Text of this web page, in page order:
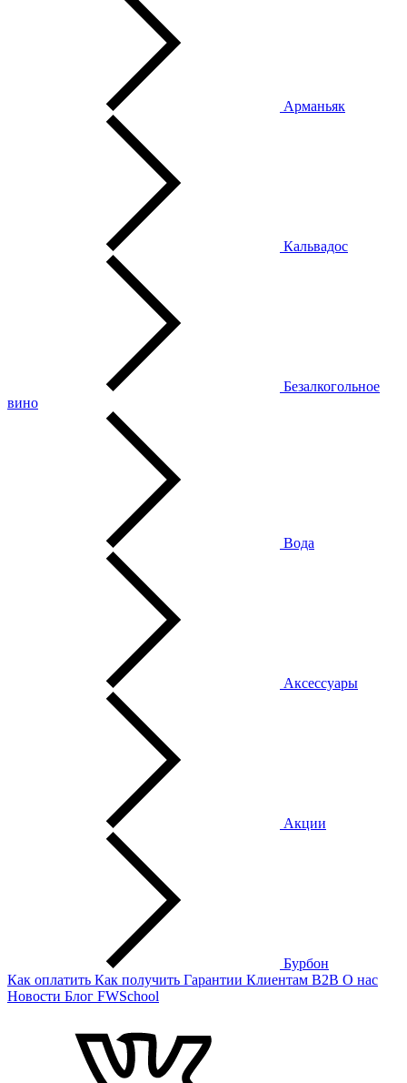
Арманьяк
Кальвадос
Безалкогольное
вино
Вода
Аксессуары
Акции
Бурбон
Как оплатить Как получить Гарантии Клиентам B2B О нас
Новости Блог FWSchool